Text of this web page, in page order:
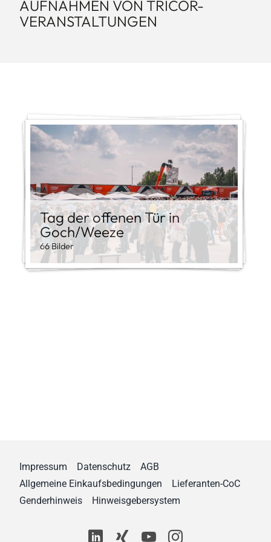
AUFNAHMEN VON TRICOR-
VERANSTALTUNGEN
Tag der offenen Tür in
Goch/Weeze
66 Bilder
Impressum Datenschutz
AGB
Allgemeine Einkaufsbedingungen
Lieferanten-CoC
Genderhinweis
Hinweisgebersystem